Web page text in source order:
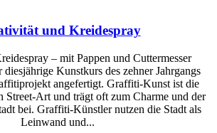
und Kreidespray
– mit Pappen und Cuttermesser
diesjährige Kunstkurs des zehner Jahrgangs
angefertigt. Graffiti-Kunst ist die
Street-Art und trägt oft zum Charme und der
bei. Graffiti-Künstler nutzen die Stadt als
Leinwand und...